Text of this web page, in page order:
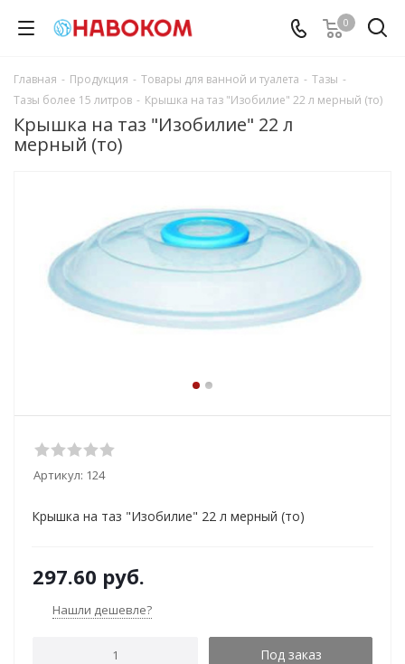
0
Главная - Продукция - Товары для ванной и туалета - Тазы -
Тазы более 15 литров - Крышка на таз "Изобилие" 22 л мерный (то)
Крышка на таз "Изобилие" 22 л
мерный (то)
Артикул: 124
Крышка на таз "Изобилие" 22 л мерный (то)
297.60 руб.
Нашли дешевле?
Под заказ